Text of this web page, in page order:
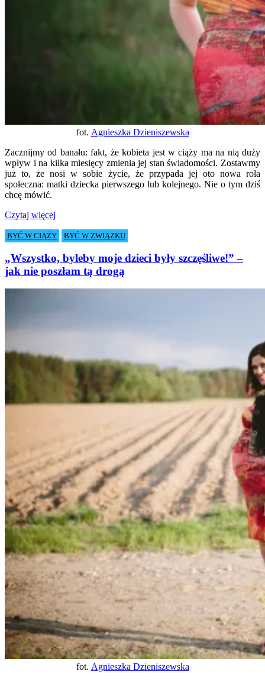
fot. Agnieszka Dzieniszewska
Zacznijmy od banału: fakt, że kobieta jest w ciąży ma na nią duży
wpływ i na kilka miesięcy zmienia jej stan świadomości. Zostawmy
już to, że nosi w sobie życie, że przypada jej oto nowa rola
społeczna: matki dziecka pierwszego lub kolejnego. Nie o tym dziś
chcę mówić.
Czytaj więcej
BYĆ W CIĄŻY BYĆ W ZWIĄZKU
„Wszystko, byleby moje dzieci były szczęśliwe!” –
jak nie poszłam tą drogą
fot. Agnieszka Dzieniszewska